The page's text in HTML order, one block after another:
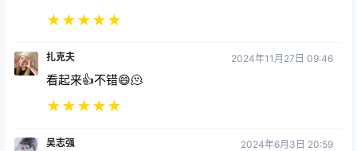
★★★★★
扎克夫 2024年11月27日 09:46
看起来👍不错😄🫠
★★★★★
吴志强 2024年6月3日 20:59